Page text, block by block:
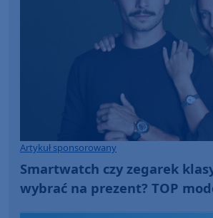
Artykuł sponsorowany
Smartwatch czy zegarek
wybrać na prezent? TOP